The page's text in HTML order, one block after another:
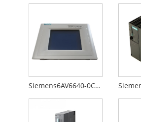
Siemens6AV6640-0CA01-0AX0